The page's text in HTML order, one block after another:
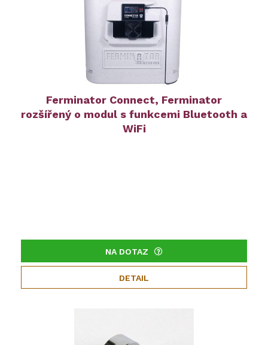
Ferminator Connect, Ferminator
rozšířený o modul s funkcemi Bluetooth a
WiFi
NA DOTAZ
DETAIL